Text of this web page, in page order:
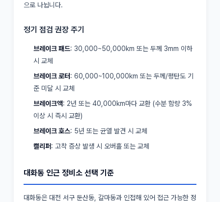
으로 나뉩니다.
정기 점검 권장 주기
브레이크 패드: 30,000~50,000km 또는 두께 3mm 이하
시 교체
브레이크 로터 : 60,000~100,000km 또는 두께/평탄도 기
준 미달 시 교체
브레이크액: 2년 또는 40,000km마다 교환 (수분 함량 3%
이상 시 즉시 교환)
브레이크 호스: 5년 또는 균열 발견 시 교체
캘리퍼: 고착 증상 발생 시 오버홀 또는 교체
대화동 인근 정비소 선택 기준
대화동은 대전 서구 둔산동, 갈마동과 인접해 있어 접근 가능한 정